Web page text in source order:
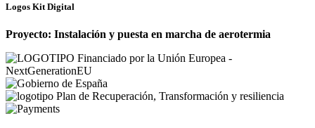
Logos Kit Digital
Proyecto: Instalación y puesta en marcha de aerotermia